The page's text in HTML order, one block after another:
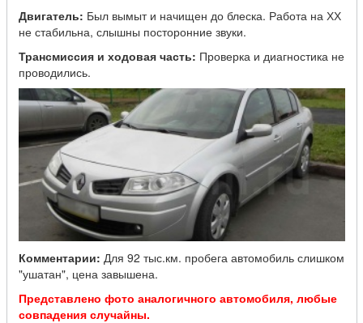
Двигатель: Был вымыт и начищен до блеска. Работа на ХХ
не стабильна, слышны посторонние звуки.
Трансмиссия и ходовая часть: Проверка и диагностика не
проводились.
Комментарии: Для 92 тыс.км. пробега автомобиль слишком
"ушатан", цена завышена.
Представлено фото аналогичного автомобиля, любые
совпадения случайны.